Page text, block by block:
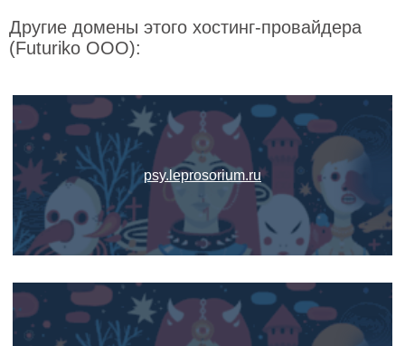
Другие домены этого хостинг-провайдера
(Futuriko OOO):
psy.leprosorium.ru